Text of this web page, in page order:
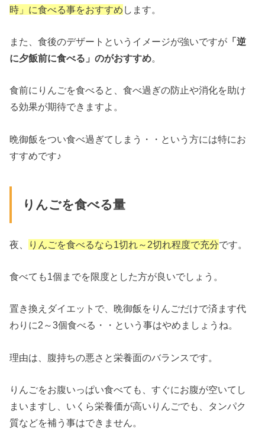
時」に食べる事をおすすめ します。
また、食後のデザートというイメージが強いですが 「逆
に夕飯前に食べる」のがおすすめ。
食前にりんごを食べると、食べ過ぎの防止や消化を助け
る効果が期待できますよ。
晩御飯をつい食べ過ぎてしまう・・という方には特にお
すすめです♪
りんごを食べる量
夜、 りんごを食べるなら1切れ～2切れ程度で充分です。
食べても1個までを限度とした方が良いでしょう。
置き換えダイエットで、晩御飯をりんごだけで済ます代
わりに2～3個食べる・・という事はやめましょうね。
理由は、腹持ちの悪さと栄養面のバランスです。
りんごをお腹いっぱい食べても、すぐにお腹が空いてし
まいますし、いくら栄養価が高いりんごでも、タンパク
質などを補う事はできません。